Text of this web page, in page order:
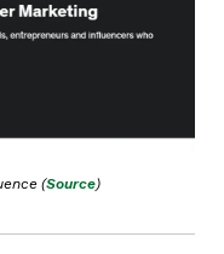
(Source)